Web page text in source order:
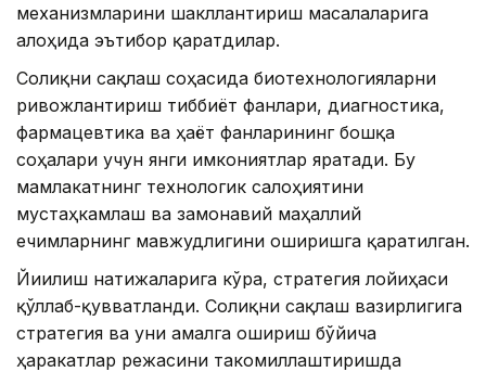
механизмларини шакллантириш масалаларига
алоҳида эътибор қаратдилар.
Соғлиқни сақлаш соҳасида биотехнологияларни
ривожлантириш тиббиёт фанлари, диагностика,
фармацевтика ва ҳаёт фанларининг бошқа
соҳалари учун янги имкониятлар яратади. Бу
мамлакатнинг технологик салоҳиятини
мустаҳкамлаш ва замонавий маҳаллий
ечимларнинг мавжудлигини оширишга қаратилган.
Йиғилиш натижаларига кўра, стратегия лойиҳаси
қўллаб-қувватланди. Соғлиқни сақлаш вазирлигига
стратегия ва уни амалга ошириш бўйича
ҳаракатлар режасини такомиллаштиришда